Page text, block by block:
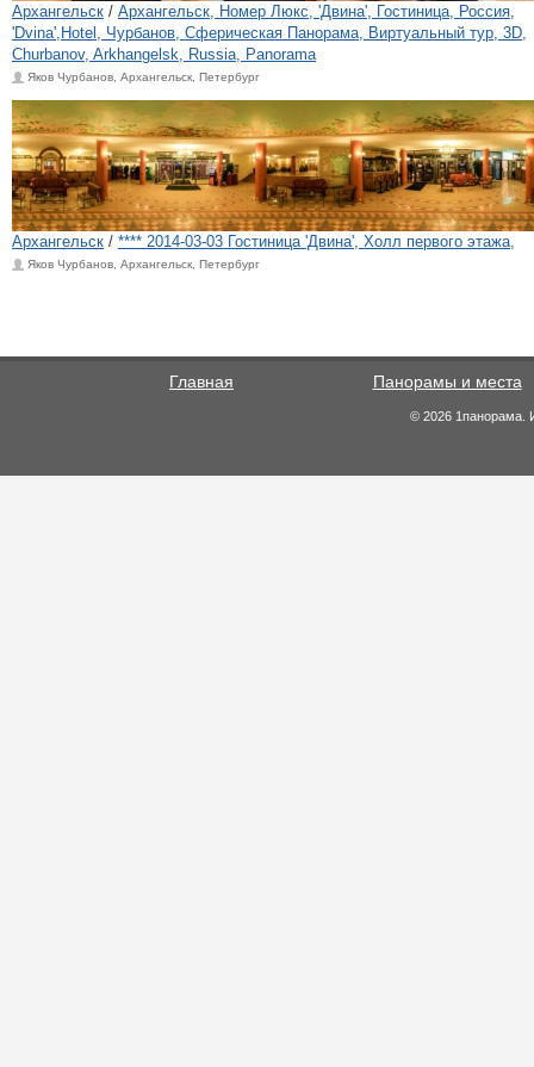
Архангельск / Архангельск, Номер Люкс, 'Двина', Гостиница, Россия,
'Dvina',Hotel, Чурбанов, Сферическая Панорама, Виртуальный тур, 3D,
Churbanov, Arkhangelsk, Russia, Panorama
Яков Чурбанов, Архангельск, Петербург
Архангельск / **** 2014-03-03 Гостиница 'Двина', Холл первого этажа,
Яков Чурбанов, Архангельск, Петербург
Главная Панорамы и места
© 2026 1панорама.